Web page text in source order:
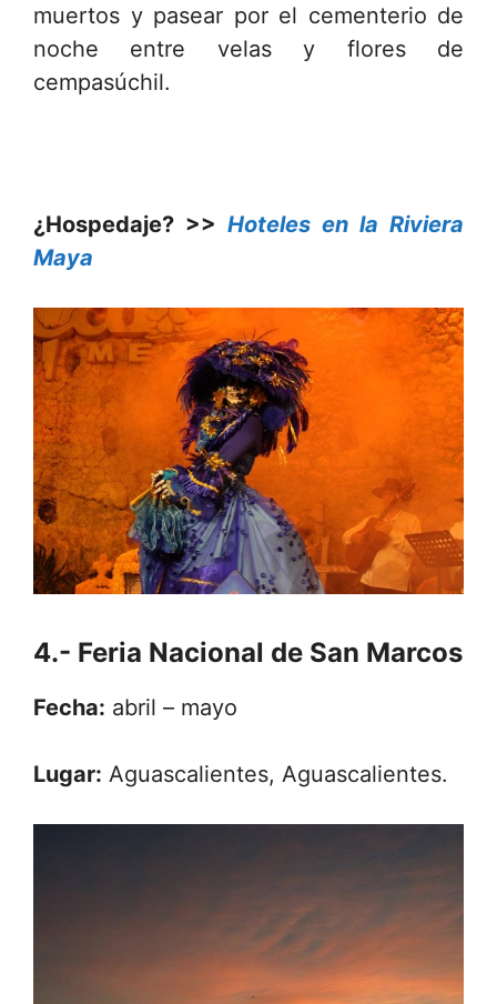
muertos y pasear por el cementerio de
noche entre velas y flores de
cempasúchil.
¿Hospedaje? >> Hoteles en la Riviera
Maya
4.- Feria Nacional de San Marcos
Fecha: abril – mayo
Lugar: Aguascalientes, Aguascalientes.